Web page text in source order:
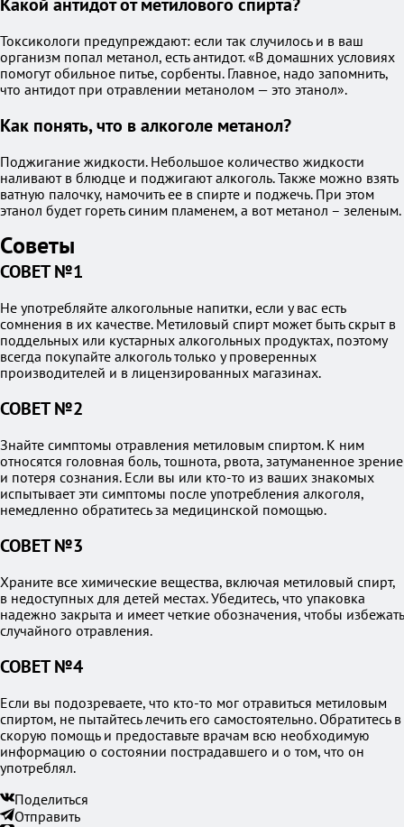
Токсикологи предупреждают: если так случилось и в ваш
организм попал метанол, есть антидот. «В домашних условиях
помогут обильное питье, сорбенты. Главное, надо запомнить,
что антидот при отравлении метанолом — это этанол».
Как понять, что в алкоголе метанол?
Поджигание жидкости. Небольшое количество жидкости
наливают в блюдце и поджигают алкоголь. Также можно взять
ватную палочку, намочить ее в спирте и поджечь. При этом
этанол будет гореть синим пламенем, а вот метанол – зеленым.
Советы
СОВЕТ №1
Не употребляйте алкогольные напитки, если у вас есть
сомнения в их качестве. Метиловый спирт может быть скрыт в
поддельных или кустарных алкогольных продуктах, поэтому
всегда покупайте алкоголь только у проверенных
производителей и в лицензированных магазинах.
СОВЕТ №2
Знайте симптомы отравления метиловым спиртом. К ним
относятся головная боль, тошнота, рвота, затуманенное зрение
и потеря сознания. Если вы или кто-то из ваших знакомых
испытывает эти симптомы после употребления алкоголя,
немедленно обратитесь за медицинской помощью.
СОВЕТ №3
Храните все химические вещества, включая метиловый спирт,
в недоступных для детей местах. Убедитесь, что упаковка
надежно закрыта и имеет четкие обозначения, чтобы избежать
случайного отравления.
СОВЕТ №4
Если вы подозреваете, что кто-то мог отравиться метиловым
спиртом, не пытайтесь лечить его самостоятельно. Обратитесь в
скорую помощь и предоставьте врачам всю необходимую
информацию о состоянии пострадавшего и о том, что он
употреблял.
Поделиться
Отправить